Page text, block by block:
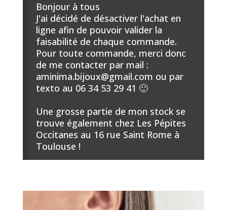
Bonjour à tous
J'ai décidé de désactiver l'achat en
ligne afin de pouvoir valider la
faisabilité de chaque commande.
Pour toute commande, merci donc
de me contacter par mail :
aminima.bijoux@gmail.com ou par
texto au 06 34 53 29 41 🙂
Une grosse partie de mon stock se
trouve également chez Les Pépites
Occitanes au 16 rue Saint Rome à
Toulouse !